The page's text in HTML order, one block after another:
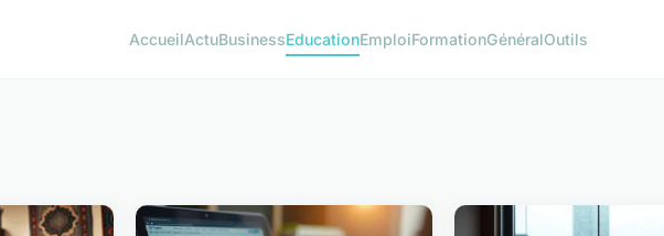
AccueilActuBusinessEducationEmploiFormationGénéralOutils